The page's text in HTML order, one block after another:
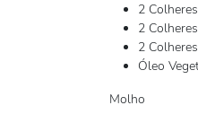
2
2
2
Óleo
Molho